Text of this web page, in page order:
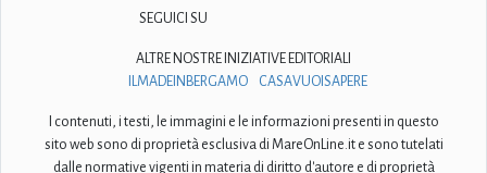
SEGUICI SU
ALTRE NOSTRE INIZIATIVE EDITORIALI
ILMADEINBERGAMO
CASAVUOISAPERE
I contenuti, i testi, le immagini e le informazioni presenti in questo
sito web sono di proprietà esclusiva di MareOnLine.it e sono tutelati
dalle normative vigenti in materia di diritto d'autore e di proprietà